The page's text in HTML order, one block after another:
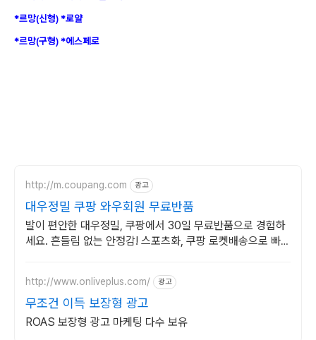
*르망(신형) *로얄
*르망(구형) *에스페로
http://m.coupang.com 광고
대우정밀 쿠팡 와우회원 무료반품
발이 편안한 대우정밀, 쿠팡에서 30일 무료반품으로 경험하
세요. 흔들림 없는 안정감! 스포츠화, 쿠팡 로켓배송으로 빠르
http://www.onliveplus.com/ 광고
무조건 이득 보장형 광고
ROAS 보장형 광고 마케팅 다수 보유